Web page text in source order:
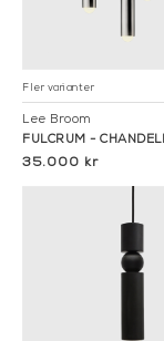
Fler varianter
Lee Broom
FULCRUM -
35.000 kr